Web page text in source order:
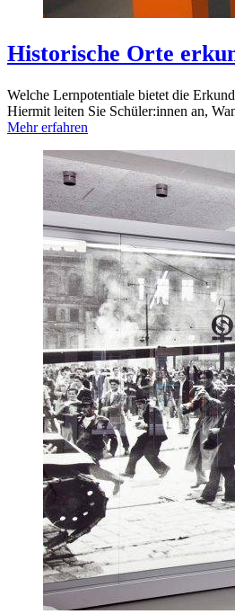
Historische Orte
Welche Lernpotentiale bietet die
Hiermit leiten Sie Schüler:innen an,
Mehr erfahren